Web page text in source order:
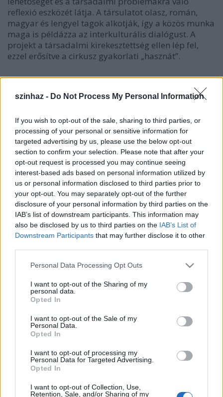
szinhaz - Do Not Process My Personal Information
If you wish to opt-out of the sale, sharing to third parties, or
processing of your personal or sensitive information for
targeted advertising by us, please use the below opt-out
section to confirm your selection. Please note that after your
opt-out request is processed you may continue seeing
interest-based ads based on personal information utilized by
us or personal information disclosed to third parties prior to
your opt-out. You may separately opt-out of the further
disclosure of your personal information by third parties on the
IAB’s list of downstream participants. This information may
also be disclosed by us to third parties on the IAB’s List of
Downstream Participants that may further disclose it to other
Please note that this website/app uses one or more Google
not limited to your visit or usage behaviour. You may click to
grant or deny consent to Google and its third-party tags to
use your data for below specified purposes in below Google
consent section.
Personal Data Processing Opt Outs
I want to opt-out of the Sharing of my
personal data.
Opted In
I want to opt-out of the Sale of my
Personal Data.
Opted In
I want to opt-out of processing my
Personal Data for Targeted Advertising.
Opted In
I want to opt-out of Collection, Use,
Retention, Sale, and/or Sharing of my
reflexió eszközét látja. A társulatot olasz, román,
magyar és lengyel tagok alkotják, így a közös munka
maga is példázza az interkulturális dialógust. A
projekt a társadalmi kirekesztettség ellen lép fel,
ezzel erősítve a cirkusz gyakorlati „hasznát”.
Az utóbbi években egyre gyakrabban esik szó a
szociális cirkuszról, amely abból indul ki, hogy a
cirkuszi tevékenység a fejlődés lehetőségét biztosítja
a hátrányos helyzetben élő gyerekeknek és
fiataloknak. Míg a hagyományos cirkusz fellépői
különleges karakterek – a bohóc, a világ legerősebb
embere, a gravitációval dacoló légtornászok –, akik
tehetségük, speciális tehetségük okán különböznek a
közönségtől, a szociális cirkusz esetében ennek
ellenkezőjéről van szól: a nézők azonosulnak a
szereplőkkel, közösséget vállalnak velük.